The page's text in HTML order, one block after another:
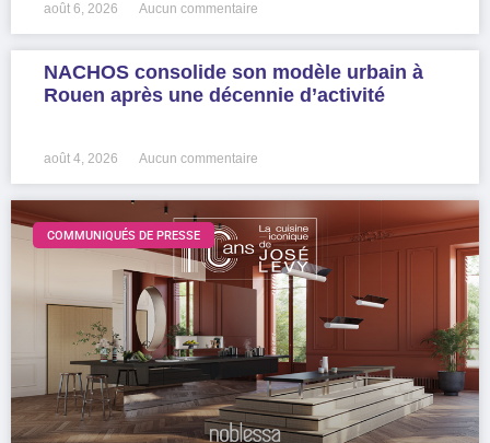
août 6, 2026 Aucun commentaire
NACHOS consolide son modèle urbain à
Rouen après une décennie d’activité
août 4, 2026 Aucun commentaire
COMMUNIQUÉS DE PRESSE